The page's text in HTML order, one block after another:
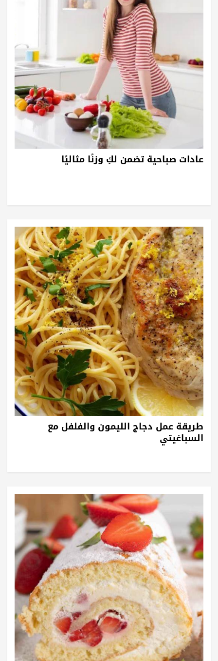
عادات صباحية تضمن لكِ وزنًا مثاليًا
طريقة عمل دجاج الليمون والفلفل مع
السباغيتي